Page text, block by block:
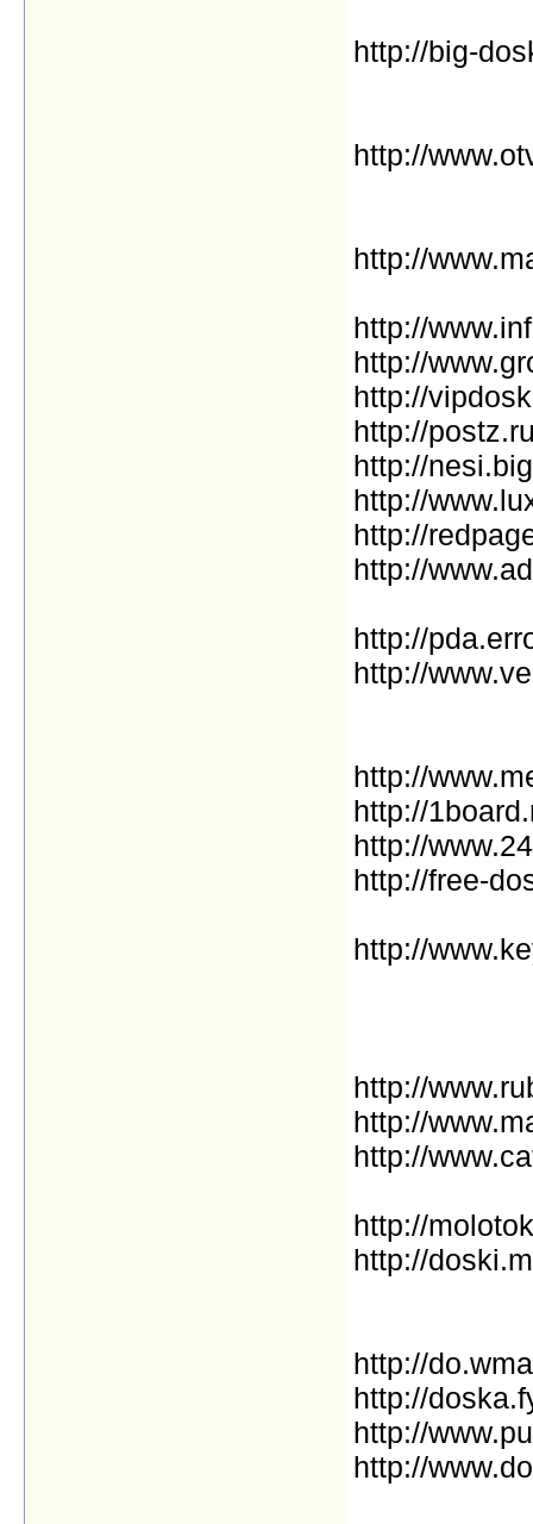
http://big-
http://
http://
http://
http://
http://
http://
http://
http://
http://
http://
http://
http://
http://
http://
http://
http://free-
http://
http://
http://
http://
http://
http://
http://
http://
http://
http://